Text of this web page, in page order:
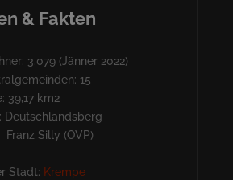
& Fakten
3.079 (Jänner 2022)
15
39,17 km2
Deutschlandsberg
Silly (ÖVP)
Stadt: Krempe